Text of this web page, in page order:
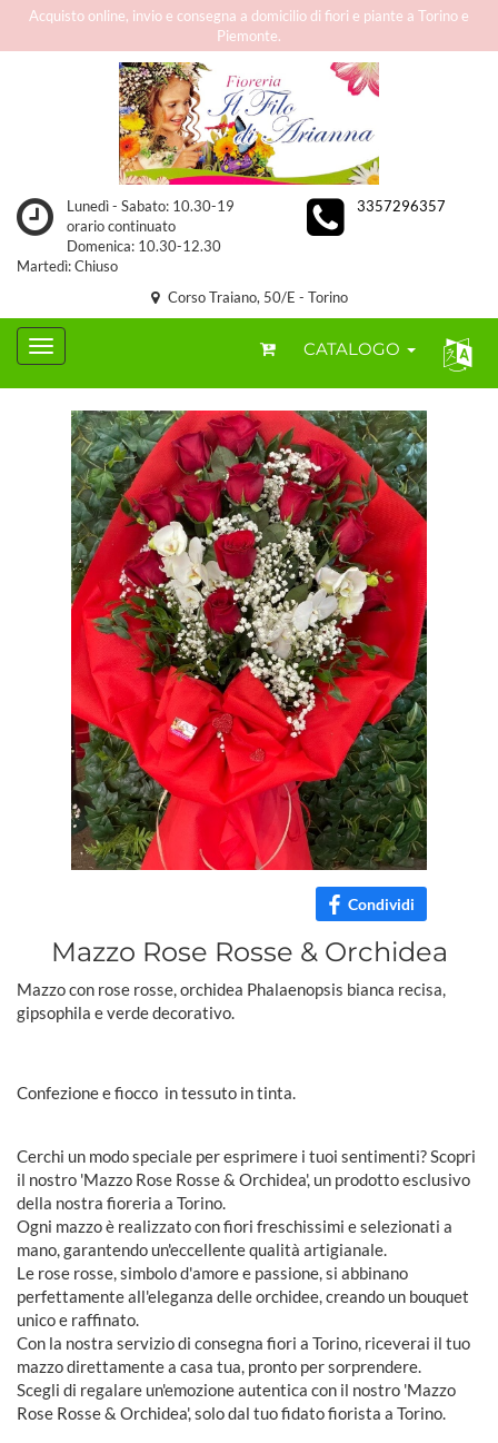
Acquisto online, invio e consegna a domicilio di fiori e piante a Torino e
Piemonte.
Lunedì - Sabato: 10.30-19
orario continuato
Domenica: 10.30-12.30
Martedì: Chiuso
3357296357
Corso Traiano, 50/E - Torino
CATALOGO
Condividi
Mazzo Rose Rosse & Orchidea
Mazzo con rose rosse, orchidea Phalaenopsis bianca recisa,
gipsophila e verde decorativo.
Confezione e fiocco in tessuto in tinta.
Cerchi un modo speciale per esprimere i tuoi sentimenti? Scopri
il nostro 'Mazzo Rose Rosse & Orchidea', un prodotto esclusivo
della nostra fioreria a Torino.
Ogni mazzo è realizzato con fiori freschissimi e selezionati a
mano, garantendo un'eccellente qualità artigianale.
Le rose rosse, simbolo d'amore e passione, si abbinano
perfettamente all'eleganza delle orchidee, creando un bouquet
unico e raffinato.
Con la nostra servizio di consegna fiori a Torino, riceverai il tuo
mazzo direttamente a casa tua, pronto per sorprendere.
Scegli di regalare un'emozione autentica con il nostro 'Mazzo
Rose Rosse & Orchidea', solo dal tuo fidato fiorista a Torino.